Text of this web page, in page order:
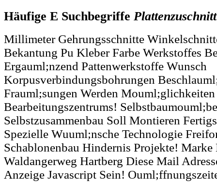
Häufige E Suchbegriffe Plattenzuschnitt
Millimeter Gehrungsschnitte
Bekantung Pu Kleber Farbe Werkstoffes
Ergauml;nzend Pattenwerkstoffe Wunsch
Korpusverbindungsbohrungen
Frauml;sungen Werden Mouml;glichkeiten
Bearbeitungszentrums!
Selbstzusammenbau Soll Montieren
Spezielle Wuuml;nsche Technologie
Schablonenbau Hindernis Projekte!
Waldangerweg Hartberg Diese Mail
Anzeige Javascript Sein!